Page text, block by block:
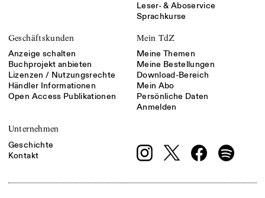
Leser- & Aboservice
Sprachkurse
Geschäftskunden
Anzeige schalten
Buchprojekt anbieten
Lizenzen / Nutzungsrechte
Händler Informationen
Open Access Publikationen
Mein TdZ
Meine Themen
Meine Bestellungen
Download-Bereich
Mein Abo
Persönliche Daten
Anmelden
Unternehmen
Geschichte
Kontakt